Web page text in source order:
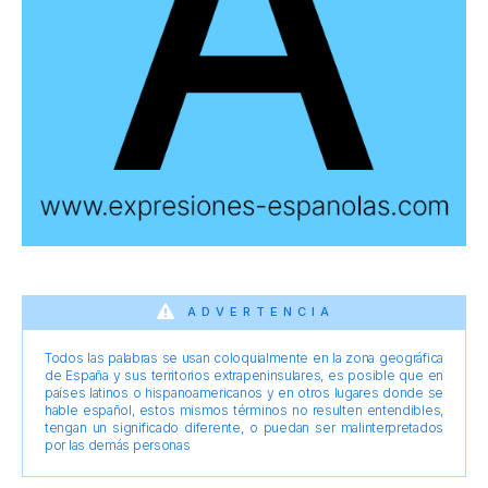
ADVERTENCIA
Todos las palabras se usan coloquialmente en la zona geográfica
de España y sus territorios extrapeninsulares, es posible que en
países latinos o hispanoamericanos y en otros lugares donde se
hable español, estos mismos términos no resulten entendibles,
tengan un significado diferente, o puedan ser malinterpretados
por las demás personas